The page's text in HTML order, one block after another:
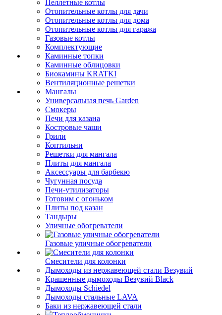
Пеллетные котлы
Отопительные котлы для дачи
Отопительные котлы для дома
Отопительные котлы для гаража
Газовые котлы
Комплектующие
Каминные топки
Каминные облицовки
Биокамины KRATKI
Вентиляционные решетки
Мангалы
Универсальная печь Garden
Смокеры
Печи для казана
Костровые чаши
Грили
Коптильни
Решетки для мангала
Плиты для мангала
Аксессуары для барбекю
Чугунная посуда
Печи-утилизаторы
Готовим с огоньком
Плиты под казан
Тандыры
Уличные обогреватели
Газовые уличные обогреватели
Смесители для колонки
Дымоходы из нержавеющей стали Везувий
Крашенные дымоходы Везувий Black
Дымоходы Schiedel
Дымоходы стальные LAVA
Баки из нержавеющей стали